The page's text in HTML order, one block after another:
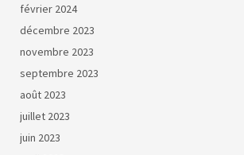
février 2024
décembre 2023
novembre 2023
septembre 2023
août 2023
juillet 2023
juin 2023